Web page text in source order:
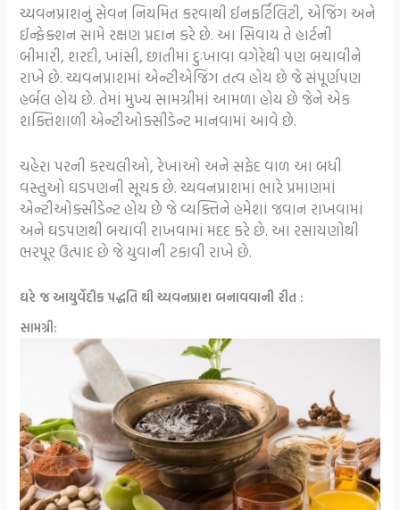
ચ્યવનપ્રાશનું સેવન નિયમિત કરવાથી ઈનફર્ટિલિટી, એજિંગ અને
ઈન્ફેક્શન સામે રક્ષણ પ્રદાન કરે છે. આ સિવાય તે હાર્ટની
બીમારી, શરદી, ખાંસી, છાતીમાં દુઃખાવા વગેરેથી પણ બચાવીને
રાખે છે. ચ્યવનપ્રાશમાં એન્ટીએજિંગ તત્વ હોય છે જે સંપૂર્ણપણ
હર્બલ હોય છે. તેમાં મુખ્ય સામગ્રીમાં આમળા હોય છે જેને એક
શક્તિશાળી એન્ટીઓક્સીડેન્ટ માનવામાં આવે છે.
ચહેરા પરની કરચલીઓ, રેખાઓ અને સફેદ વાળ આ બધી
વસ્તુઓ ઘડપણની સૂચક છે. ચ્યવનપ્રાશમાં ભારે પ્રમાણમાં
એન્ટીઓક્સીડેન્ટ હોય છે જે વ્યક્તિને હમેશાં જવાન રાખવામાં
અને ઘડપણથી બચાવી રાખવામાં મદદ કરે છે. આ રસાયણોથી
ભરપૂર ઉત્પાદ છે જે યુવાની ટકાવી રાખે છે.
ઘરે જ આયુર્વેદીક પદ્ધતિ થી ચ્યવનપ્રાશ બનાવવાની રીત :
સામગ્રી: